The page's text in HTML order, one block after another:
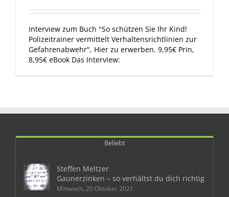
Interview zum Buch "So schützen Sie Ihr Kind!
Polizeitrainer vermittelt Verhaltensrichtlinien zur
Gefahrenabwehr", Hier zu erwerben. 9,95€ Prin,
8,95€ eBook Das Interview:
Beliebt
Steffen Meltzer
Gaunerzinken – so verhältst du dich richtig
Mittwoch, 20 Oktober 2021